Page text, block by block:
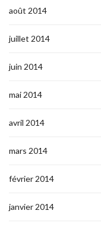
août 2014
juillet 2014
juin 2014
mai 2014
avril 2014
mars 2014
février 2014
janvier 2014